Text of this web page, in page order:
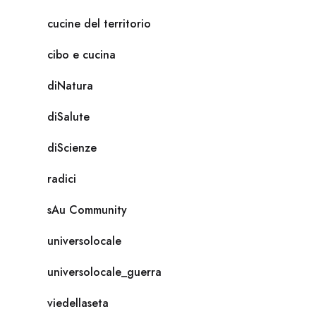
cucine del territorio
cibo e cucina
diNatura
diSalute
diScienze
radici
sAu Community
universolocale
universolocale_guerra
viedellaseta